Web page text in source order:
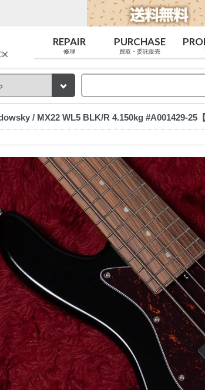
REPAIR
修理
PURCHASE
買取・委託販売
/ MX22 WL5 BLK/R 4.150kg #A001429-25